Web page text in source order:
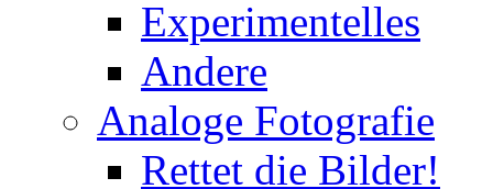
Experimentelles
Andere
Analoge Fotografie
Rettet die Bilder!